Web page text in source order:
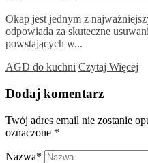
Okap jest jednym z
odpowiada za skuteczne
powstających w...
AGD do kuchni Czytaj Więcej
Dodaj komentarz
Twój adres email nie zostanie
oznaczone *
Nazwa*